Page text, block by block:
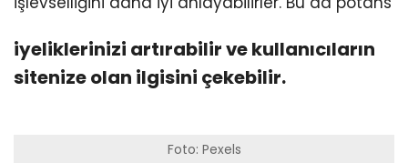
iyeliklerinizi artırabilir ve kullanıcıların
sitenize olan ilgisini çekebilir.
Foto: Pexels